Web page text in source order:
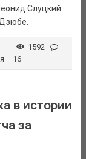
Слуцкий
1592
16
в истории
за